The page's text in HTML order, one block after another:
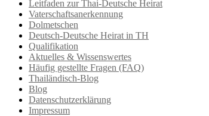
Leitfaden zur Thai-Deutsche Heirat
Vaterschaftsanerkennung
Dolmetschen
Deutsch-Deutsche Heirat in TH
Qualifikation
Aktuelles & Wissenswertes
Häufig gestellte Fragen (FAQ)
Thailändisch-Blog
Blog
Datenschutzerklärung
Impressum